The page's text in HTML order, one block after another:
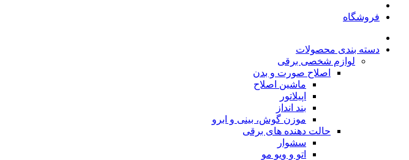
فروشگاه
دسته بندی محصولات
لوازم شخصی برقی
اصلاح صورت و بدن
ماشین اصلاح
اپیلاتور
بند انداز
موزن گوش، بینی و ابرو
حالت دهنده های برقی
سشوار
اتو و ویو مو